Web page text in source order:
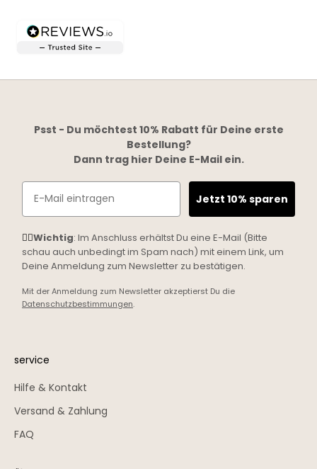
Psst - Du möchtest 10% Rabatt für Deine erste
Bestellung?
Dann trag hier Deine E-Mail ein.
Email
Jetzt 10% sparen
☝🏼Wichtig: Im Anschluss erhältst Du eine E-Mail (Bitte
schau auch unbedingt im Spam nach) mit einem Link, um
Deine Anmeldung zum Newsletter zu bestätigen.
Mit der Anmeldung zum Newsletter akzeptierst Du die
Datenschutzbestimmungen.
service
Hilfe & Kontakt
Versand & Zahlung
FAQ